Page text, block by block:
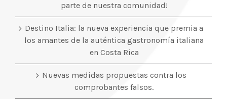
parte de nuestra comunidad!
Destino Italia: la nueva experiencia que premia a
los amantes de la auténtica gastronomía italiana
en Costa Rica
Nuevas medidas propuestas contra los
comprobantes falsos.